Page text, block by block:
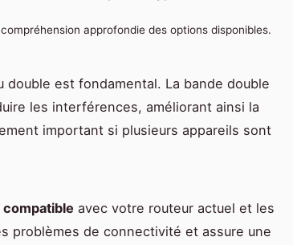
approfondie des options disponibles.
double est fondamental. La bande double
les interférences, améliorant ainsi la
important si plusieurs appareils sont
compatible avec votre routeur actuel et les
problèmes de connectivité et assure une